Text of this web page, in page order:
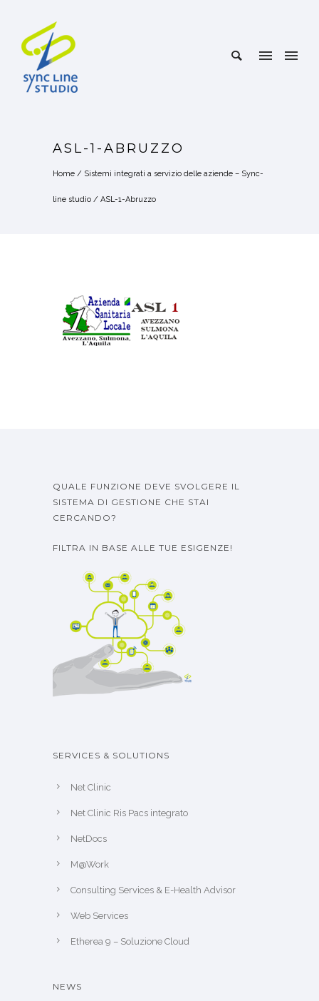
ASL-1-ABRUZZO
Home / Sistemi integrati a servizio delle aziende – Sync-
line studio / ASL-1-Abruzzo
QUALE FUNZIONE DEVE SVOLGERE IL
SISTEMA DI GESTIONE CHE STAI
CERCANDO?
FILTRA IN BASE ALLE TUE ESIGENZE!
SERVICES & SOLUTIONS
Net Clinic
Net Clinic Ris Pacs integrato
NetDocs
M@Work
Consulting Services & E-Health Advisor
Web Services
Etherea 9 – Soluzione Cloud
NEWS